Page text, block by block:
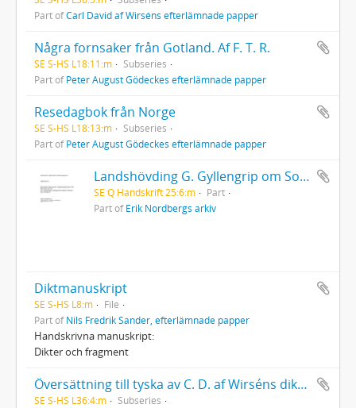
Part ofCarl David af Wirséns efterlämnade papper
Några fornsaker från Gotland. Af F. T. R.
SE S-HS L18:11:m
Subseries
Part ofPeter August Gödeckes efterlämnade papper
Resedagbok från Norge
SE S-HS L18:13:m
Subseries
Part ofPeter August Gödeckes efterlämnade papper
Landshövding G. Gyllengrip om Solanders förslag om brännvinsförbud
SE Q Handskrift 25:6:m
Part
Part ofErik Nordbergs arkiv
Diktmanuskript
SE S-HS L8:m
File
Part ofNils Fredrik Sander, efterlämnade papper
Handskrivna manuskript:
Dikter och fragment
Översättning till tyska av C. D. af Wirséns dikt Emaus, gjord av Peter Johann Willatzen (1824-1898)
SE S-HS L36:4:m
Subseries